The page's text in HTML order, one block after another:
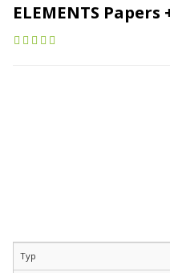
ELEMENTS
Typ